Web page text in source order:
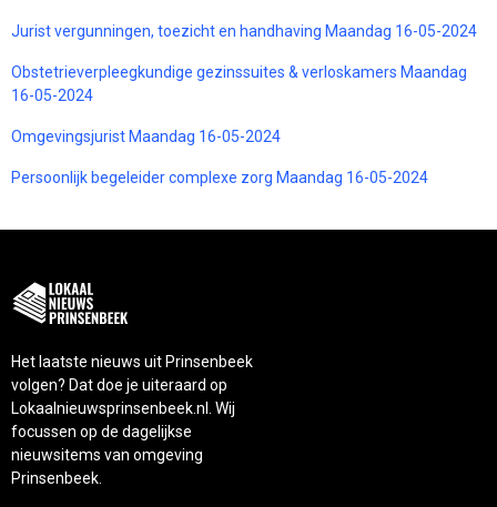
Jurist vergunningen, toezicht en handhaving Maandag 16-05-2024
Obstetrieverpleegkundige gezinssuites & verloskamers Maandag
16-05-2024
Omgevingsjurist Maandag 16-05-2024
Persoonlijk begeleider complexe zorg Maandag 16-05-2024
Het laatste nieuws uit Prinsenbeek
volgen? Dat doe je uiteraard op
Lokaalnieuwsprinsenbeek.nl. Wij
focussen op de dagelijkse
nieuwsitems van omgeving
Prinsenbeek.